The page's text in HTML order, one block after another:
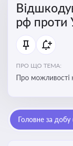
рф проти
ПРО ЩО ТЕМА:
Про можливості
Головне за добу